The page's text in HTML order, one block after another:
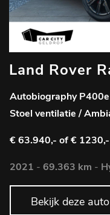
Land Rover
Autobiography
Stoel ventilatie /
€ 63.940,- of €
2021 - 69.363 km -
Bekijk deze auto